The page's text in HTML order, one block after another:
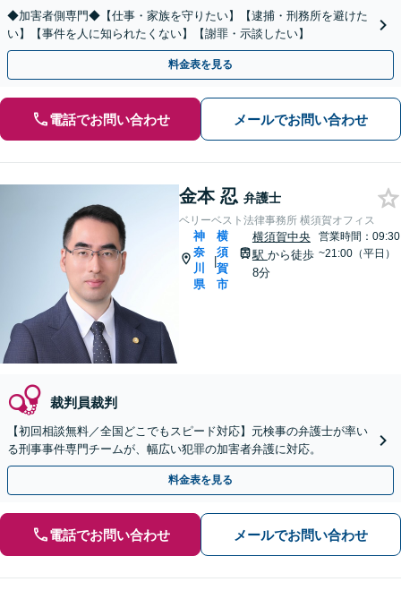
◆加害者側専門◆【仕事・家族を守りたい】【逮捕・刑務所を避けた
い】【事件を人に知られたくない】【謝罪・示談したい】
料金表を見る
電話でお問い合わせ メールでお問い合わせ
金本 忍 弁護士
ベリーベスト法律事務所 横須賀オフィス
神
奈
川
県
|
横
須
賀
市
横須賀中央
駅 から徒歩
8分
営業時間：09:30
~21:00（平日）
裁判員裁判
【初回相談無料／全国どこでもスピード対応】元検事の弁護士が率い
る刑事事件専門チームが、幅広い犯罪の加害者弁護に対応。
料金表を見る
電話でお問い合わせ メールでお問い合わせ